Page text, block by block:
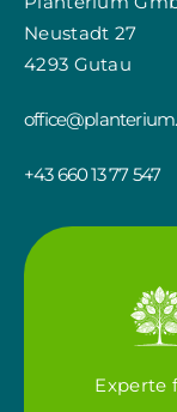
Neustadt 27
4293 Gutau
+43 660 13 77 547
Experte